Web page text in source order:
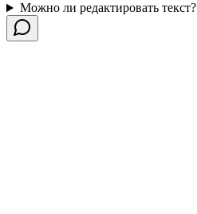
Можно ли редактировать текст?